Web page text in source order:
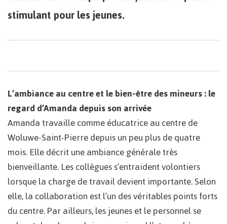
stimulant pour les jeunes.
L’ambiance au centre et le bien-être des mineurs : le
regard d’Amanda depuis son arrivée
Amanda travaille comme éducatrice au centre de
Woluwe-Saint-Pierre depuis un peu plus de quatre
mois. Elle décrit une ambiance générale très
bienveillante. Les collègues s’entraident volontiers
lorsque la charge de travail devient importante. Selon
elle, la collaboration est l’un des véritables points forts
du centre. Par ailleurs, les jeunes et le personnel se